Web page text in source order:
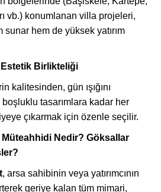
vb.) konumlanan villa projeleri,
hem de yüksek yatırım
Birlikteliği
kalitesinden, gün ışığını
tasarımlara kadar her
çıkarmak için özenle seçilir.
Müteahhidi Nedir? Göksallar
, arsa sahibinin veya yatırımcının
geriye kalan tüm mimari,